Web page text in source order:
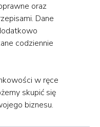
oraz
Dane
codziennie
w ręce
skupić się
biznesu.